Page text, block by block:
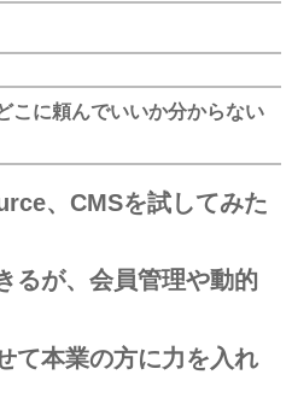
こに頼んでいいか分からない
、CMSを試してみた
るが、会員管理や動的
て本業の方に力を入れ